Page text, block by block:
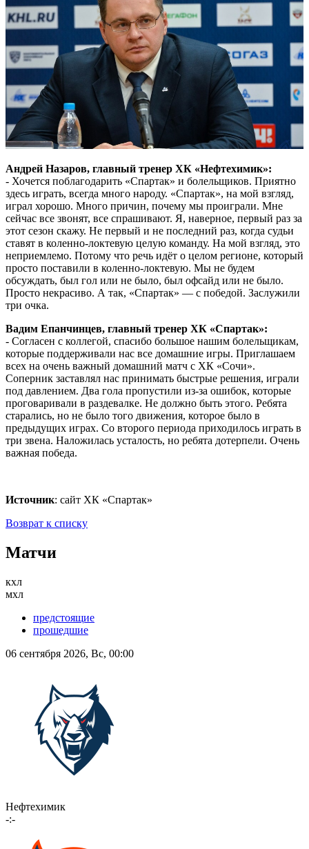
Андрей Назаров, главный тренер ХК «Нефтехимик»:
- Хочется поблагодарить «Спартак» и болельщиков. Приятно
здесь играть, всегда много народу. «Спартак», на мой взгляд,
играл хорошо. Много причин, почему мы проиграли. Мне
сейчас все звонят, все спрашивают. Я, наверное, первый раз за
этот сезон скажу. Не первый и не последний раз, когда судьи
ставят в коленно-локтевую целую команду. На мой взгляд, это
неприемлемо. Потому что речь идёт о целом регионе, который
просто поставили в коленно-локтевую. Мы не будем
обсуждать, был гол или не было, был офсайд или не было.
Просто некрасиво. А так, «Спартак» — с победой. Заслужили
три очка.
Вадим Епанчинцев, главный тренер ХК «Спартак»:
- Согласен с коллегой, спасибо большое нашим болельщикам,
которые поддерживали нас все домашние игры. Приглашаем
всех на очень важный домашний матч с ХК «Сочи».
Соперник заставлял нас принимать быстрые решения, играли
под давлением. Два гола пропустили из-за ошибок, которые
проговаривали в раздевалке. Не должно быть этого. Ребята
старались, но не было того движения, которое было в
предыдущих играх. Со второго периода приходилось играть в
три звена. Наложилась усталость, но ребята дотерпели. Очень
важная победа.
Источник: сайт ХК «Спартак»
Возврат к списку
Матчи
кхл
мхл
предстоящие
прошедшие
06 сентября 2026, Вс, 00:00
Нефтехимик
-:-